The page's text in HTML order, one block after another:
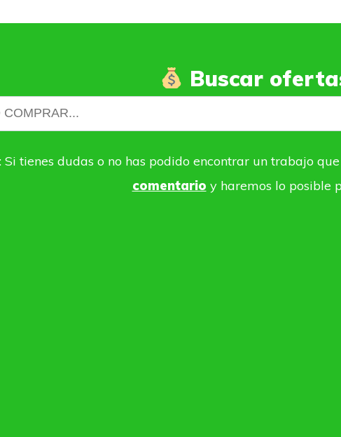
Buscar
Si tienes dudas o no has podido encontrar un trabajo
comentario y haremos lo posible